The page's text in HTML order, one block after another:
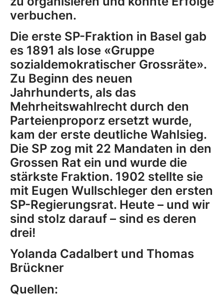
verbuchen.
Die erste SP-Fraktion in Basel gab
es 1891 als lose «Gruppe
sozialdemokratischer Grossräte».
Zu Beginn des neuen
Jahrhunderts, als das
Mehrheitswahlrecht durch den
Parteienproporz ersetzt wurde,
kam der erste deutliche Wahlsieg.
Die SP zog mit 22 Mandaten in den
Grossen Rat ein und wurde die
stärkste Fraktion. 1902 stellte sie
mit Eugen Wullschleger den ersten
SP-Regierungsrat. Heute – und wir
sind stolz darauf – sind es deren
drei!
Yolanda Cadalbert und Thomas
Brückner
Quellen: